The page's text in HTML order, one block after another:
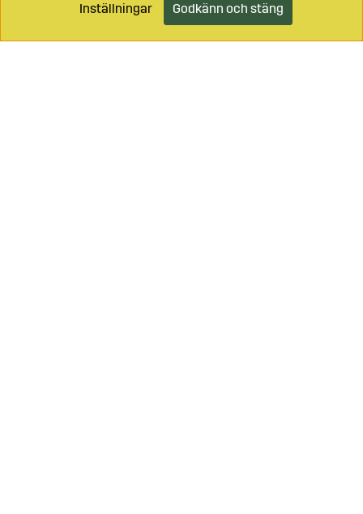
Lägg i kundvagnen
Inställningar Godkänn och stäng